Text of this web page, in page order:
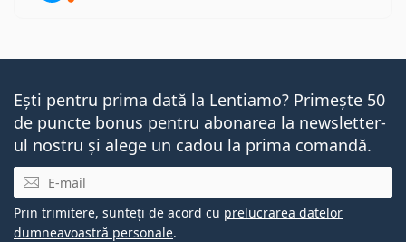
Ești pentru prima dată la Lentiamo? Primește 50
de puncte bonus pentru abonarea la newsletter-
ul nostru și alege un cadou la prima comandă.
E-mail
Prin trimitere, sunteți de acord cu prelucrarea datelor
dumneavoastră personale.